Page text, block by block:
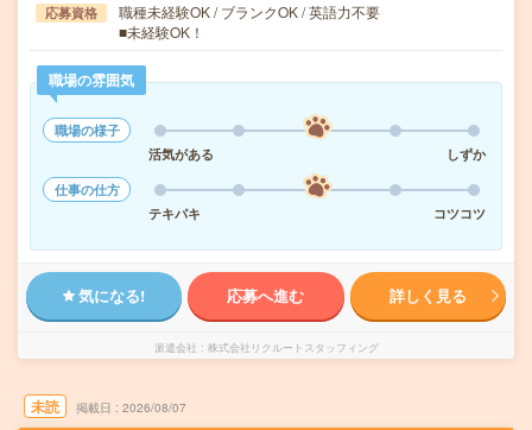
応募資格
職種未経験OK / ブランクOK / 英語力不要
■未経験OK！
職場の雰囲気
職場の様子
活気がある
しずか
仕事の仕方
テキパキ
コツコツ
気になる! 応募へ進む 詳しく見る
派遣会社 株式会社リクルートスタッフィング
未読 掲載日 2026/08/07